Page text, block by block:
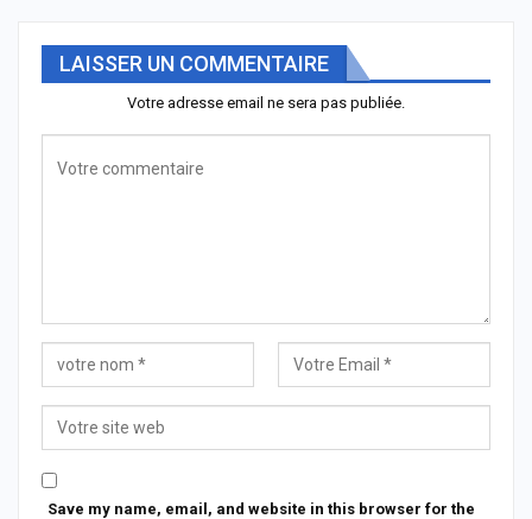
LAISSER UN COMMENTAIRE
Votre adresse email ne sera pas publiée.
Save my name, email, and website in this browser for the